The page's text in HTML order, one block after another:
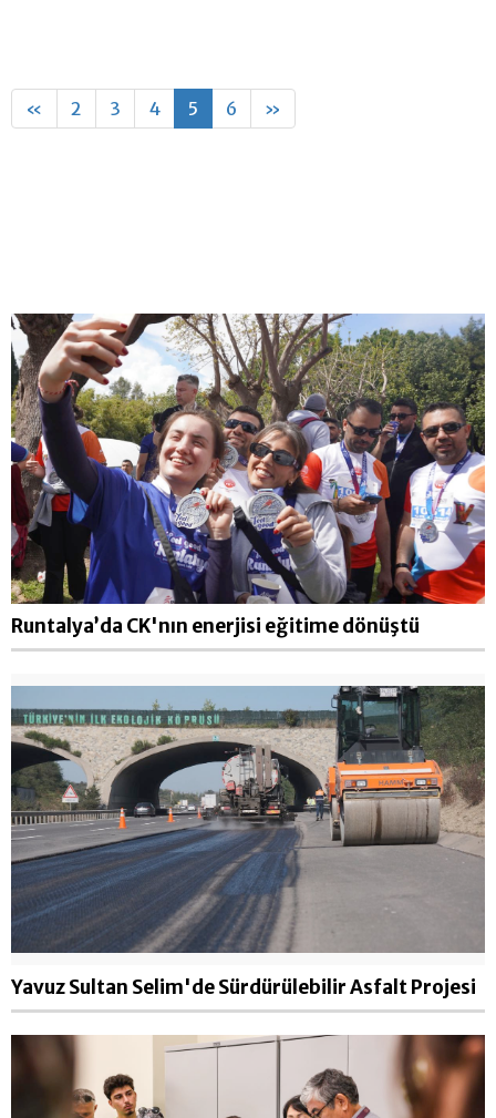
« 2 3 4 5 6 »
Runtalya’da CK'nın enerjisi eğitime dönüştü
Yavuz Sultan Selim'de Sürdürülebilir Asfalt Projesi